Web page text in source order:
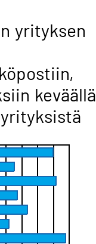
yrityksen
keväällä